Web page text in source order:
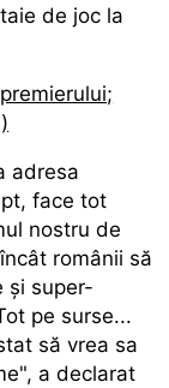
de joc la
adresa
face tot
nostru de
românii să
și super-
pe surse...
să vrea sa
a declarat